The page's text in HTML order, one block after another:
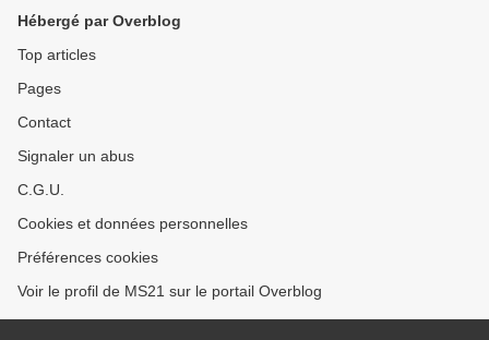
Hébergé par Overblog
Top articles
Pages
Contact
Signaler un abus
C.G.U.
Cookies et données personnelles
Préférences cookies
Voir le profil de MS21 sur le portail Overblog